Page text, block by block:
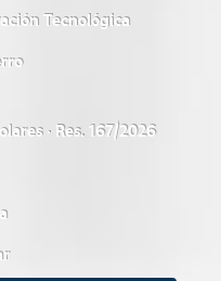
Tecnológica
· Res. 167/2026